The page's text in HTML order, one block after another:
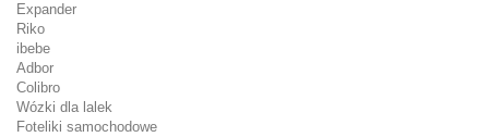
Expander
Riko
ibebe
Adbor
Colibro
Wózki dla lalek
Foteliki samochodowe